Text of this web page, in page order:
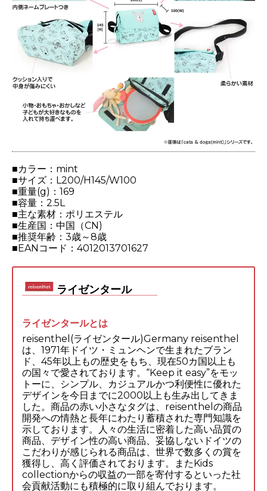
■カラー：mint
■サイズ：L200/H145/W100
■重量(g)：169
■容量：2.5L
■主な素材：ポリエステル
■生産国：中国（CN)
■推奨年齢：3歳～8歳
■EANコード：4012013701627
ライゼンタール
ライゼンタールとは
reisenthel(ライゼンタール)Germany reisenthel
は、1971年ドイツ・ミュンヘンで生まれたブラン
ド、45年以上もの歴史をもち、現在50カ国以上も
の国々で愛されております。“Keep it easy”をモッ
トーに、シンプル、カジュアルかつ利便性に優れた
デザインを今日までに2000以上も生み出してきま
した。商品の赤い小さなタグは、reisenthelの商品
開発への情熱と長年にわたり蓄積された専門知識を
示しております。人々の生活に密着した高い品質の
商品、デザイン性の高い商品、妥協しないドイツの
こだわりが感じられる商品は、世界で数多くの賞を
獲得し、高く評価されております。またKids
collectionからの収益の一部を寄付するといった社
会貢献活動にも積極的に取り組んでおります。